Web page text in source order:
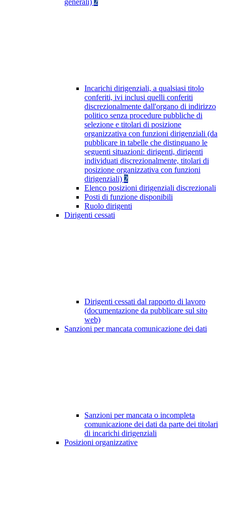
generali) 2
Incarichi dirigenziali, a qualsiasi titolo
conferiti, ivi inclusi quelli conferiti
discrezionalmente dall'organo di indirizzo
politico senza procedure pubbliche di
selezione e titolari di posizione
organizzativa con funzioni dirigenziali (da
pubblicare in tabelle che distinguano le
seguenti situazioni: dirigenti, dirigenti
individuati discrezionalmente, titolari di
posizione organizzativa con funzioni
dirigenziali) 2
Elenco posizioni dirigenziali discrezionali
Posti di funzione disponibili
Ruolo dirigenti
Dirigenti cessati
Dirigenti cessati dal rapporto di lavoro
(documentazione da pubblicare sul sito
web)
Sanzioni per mancata comunicazione dei dati
Sanzioni per mancata o incompleta
comunicazione dei dati da parte dei titolari
di incarichi dirigenziali
Posizioni organizzative